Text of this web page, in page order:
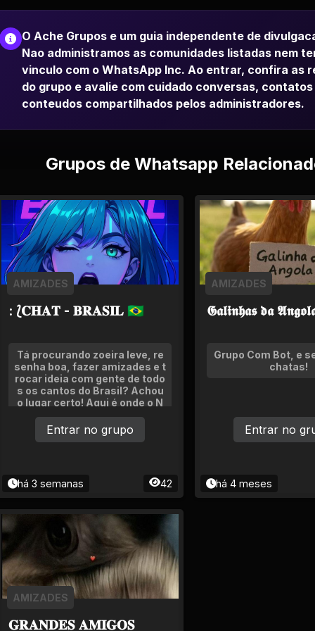
O Ache Grupos e um guia independente de
Nao administramos as comunidades listadas nem
vinculo com o WhatsApp Inc. Ao entrar, confira as
do grupo e avalie com cuidado conversas, contatos
conteudos compartilhados pelos administradores.
Grupos de Whatsapp
: ⟅𝐂𝐇𝐀𝐓 - 𝐁𝐑𝐀𝐒𝐈𝐋 🇧🇷
AMIZADES
Tá procurando zoeira leve, re
senha boa, fazer amizades e t
rocar ideia com gente de todo
s os cantos do Brasil? Achou
o lugar certo! Aqui é onde o N
ordeste se encontra com o Su
l, o Sudeste zoa com o Norte!
há 3 semanas 42
Entrar no grupo
𝕲𝖆𝖑𝖎𝖓𝖍𝖆𝖘 𝖉𝖆
AMIZADES
Grupo Com Bot, e
chatas!
há 4 meses
Entrar no
𝐆𝐑𝐀𝐍𝐃𝐄𝐒 𝐀𝐌𝐈𝐆𝐎𝐒
AMIZADES